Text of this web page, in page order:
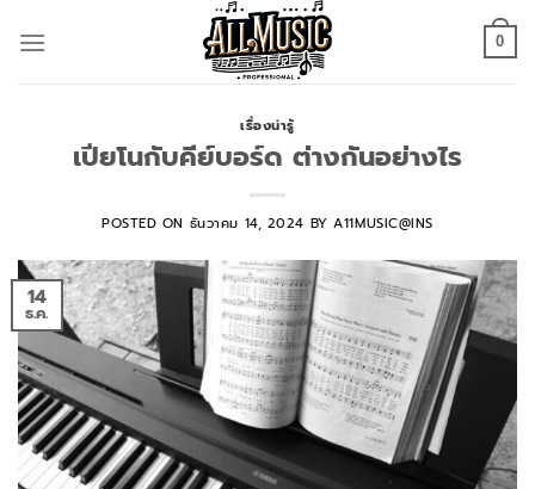
0
เรื่องน่ารู้
เปียโนกับคีย์บอร์ด ต่างกันอย่างไร
POSTED ON ธันวาคม 14, 2024 BYA11MUSIC@INS
14
ธ.ค.